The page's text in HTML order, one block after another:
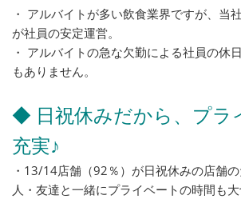
・ アルバイトが多い飲食業界ですが、当
が社員の安定運営。
・ アルバイトの急な欠勤による社員の休
もありません。
◆ 日祝休みだから、プラ
充実♪
・13/14店舗（92％）が日祝休みの店舗
人・友達と一緒にプライベートの時間も大